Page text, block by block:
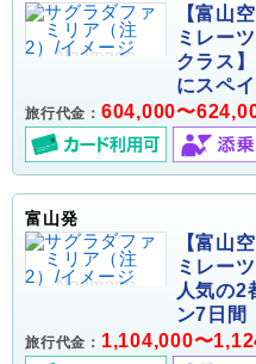
【富山
ミレー
クラス
にスペ
旅行代金： 604,000〜
富山発
【富山
ミレー
人気の2
ン7日間
旅行代金： 1,104,000〜